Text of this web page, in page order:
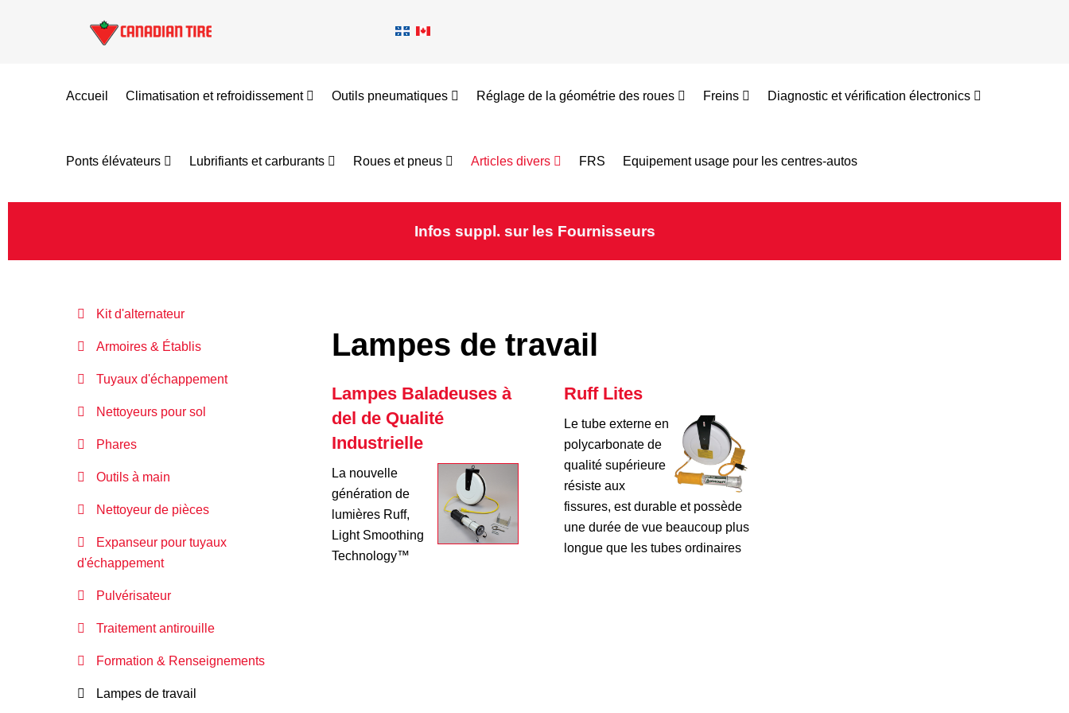
Accueil Climatisation et refroidissement Outils pneumatiques Réglage de la géométrie des roues Freins Diagnostic et vérification électronics
Ponts élévateurs Lubrifiants et carburants Roues et pneus Articles divers FRS Equipement usage pour les centres-autos
Infos suppl. sur les Fournisseurs
Lampes de travail
Lampes Baladeuses à
del de Qualité
Industrielle
La nouvelle
génération de
lumières Ruff,
Light Smoothing
Technology™
Ruff Lites
Le tube externe en
polycarbonate de
qualité supérieure
résiste aux
fissures, est durable et possède
une durée de vue beaucoup plus
longue que les tubes ordinaires
Kit d'alternateur
Armoires & Établis
Tuyaux d'échappement
Nettoyeurs pour sol
Phares
Outils à main
Nettoyeur de pièces
Expanseur pour tuyaux
d'échappement
Pulvérisateur
Traitement antirouille
Formation & Renseignements
Lampes de travail